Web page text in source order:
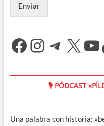
Enviar
Facebook
X
🎙 PÓDCAST
Una palabra con historia: